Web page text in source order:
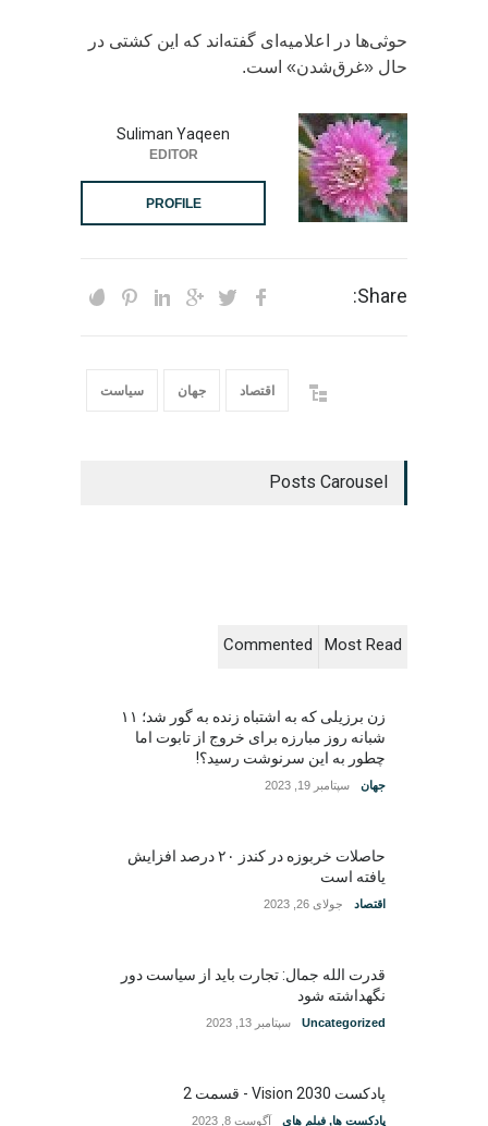
‏حوثی‌ها در اعلامیه‌ای گفته‌اند که این کشتی در
حال «غرق‌شدن» است.
Suliman Yaqeen
EDITOR
PROFILE
Share:
اقتصاد جهان سیاست
Posts Carousel
Most Read
Commented
زن برزیلی که به اشتباه زنده به گور شد؛ ۱۱
شبانه روز مبارزه برای خروج از تابوت اما
چطور به این سرنوشت رسید؟!
جهان سپتامبر 19, 2023
حاصلات خربوزه در کندز ۲۰ درصد افزایش
یافته است
اقتصاد جولای 26, 2023
قدرت الله جمال: تجارت باید از سیاست دور
نگهداشته شود
Uncategorized سپتامبر 13, 2023
پادکست Vision 2030 - قسمت 2
پادکست ها, فیلم های آگوست 8, 2023